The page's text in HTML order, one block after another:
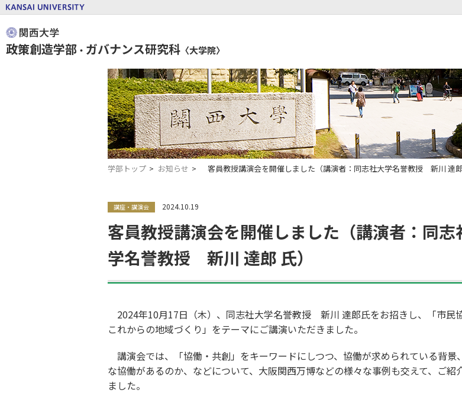
政策創造学部 ・ ガバナンス研究科 〈大学院〉
学部トップ お知らせ 客員教授講演会を開催しました（講演者：同志社大学名誉教授 新川 達郎
講座・講演会 2024.10.19
客員教授講演会を開催しました（講演者：同志
学名誉教授 新川 達郎 氏）
2024年10月17日（木）、同志社大学名誉教授 新川 達郎氏をお招きし、「市民
これからの地域づくり」をテーマにご講演いただきました。
講演会では、「協働・共創」をキーワードにしつつ、協働が求められている背景
な協働があるのか、などについて、大阪関西万博などの様々な事例も交えて、ご紹
ました。